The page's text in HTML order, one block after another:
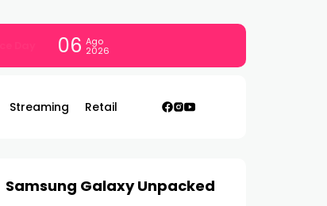
06 Ago
2026
Streaming Retail
Samsung Galaxy Unpacked